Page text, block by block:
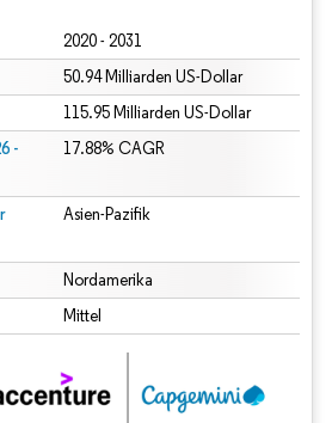
2020 - 2031
50.94 Milliarden US-Dollar
115.95 Milliarden US-Dollar
-
17.88% CAGR
Asien-Pazifik
Nordamerika
Mittel
Wiederverwendung erfordert Namensnennung